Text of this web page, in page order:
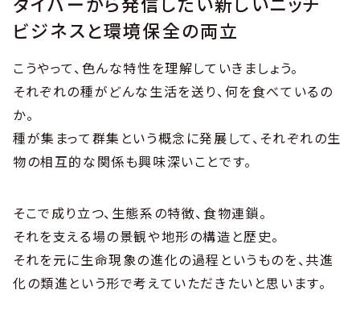
ビジネスと環境保全の両立
こうやって、色んな特性を理解していきましょう。
それぞれの種がどんな生活を送り、何を食べているの
か。
種が集まって群集という概念に発展して、それぞれの生
物の相互的な関係も興味深いことです。
そこで成り立つ、生態系の特徴、食物連鎖。
それを支える場の景観や地形の構造と歴史。
それを元に生命現象の進化の過程というものを、共進
化の類進という形で考えていただきたいと思います。